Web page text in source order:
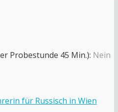
Probestunde 45 Min.): Nein